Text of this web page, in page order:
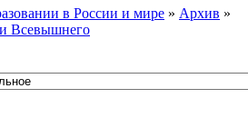
в России и мире » Архив »
Всевышнего